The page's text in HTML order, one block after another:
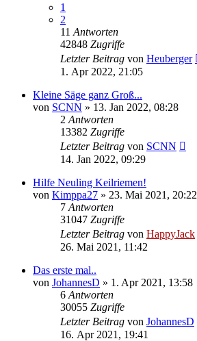
1
2
11 Antworten
42848 Zugriffe
Letzter Beitrag von Heuberger
1. Apr 2022, 21:05
Kleine Säge ganz Groß...
von SCNN » 13. Jan 2022, 08:28
2 Antworten
13382 Zugriffe
Letzter Beitrag von SCNN
14. Jan 2022, 09:29
Hilfe Neuling Keilriemen!
von Kimppa27 » 23. Mai 2021, 20:22
7 Antworten
31047 Zugriffe
Letzter Beitrag von HappyJack
26. Mai 2021, 11:42
Das erste mal..
von JohannesD » 1. Apr 2021, 13:58
6 Antworten
30055 Zugriffe
Letzter Beitrag von JohannesD
16. Apr 2021, 19:41